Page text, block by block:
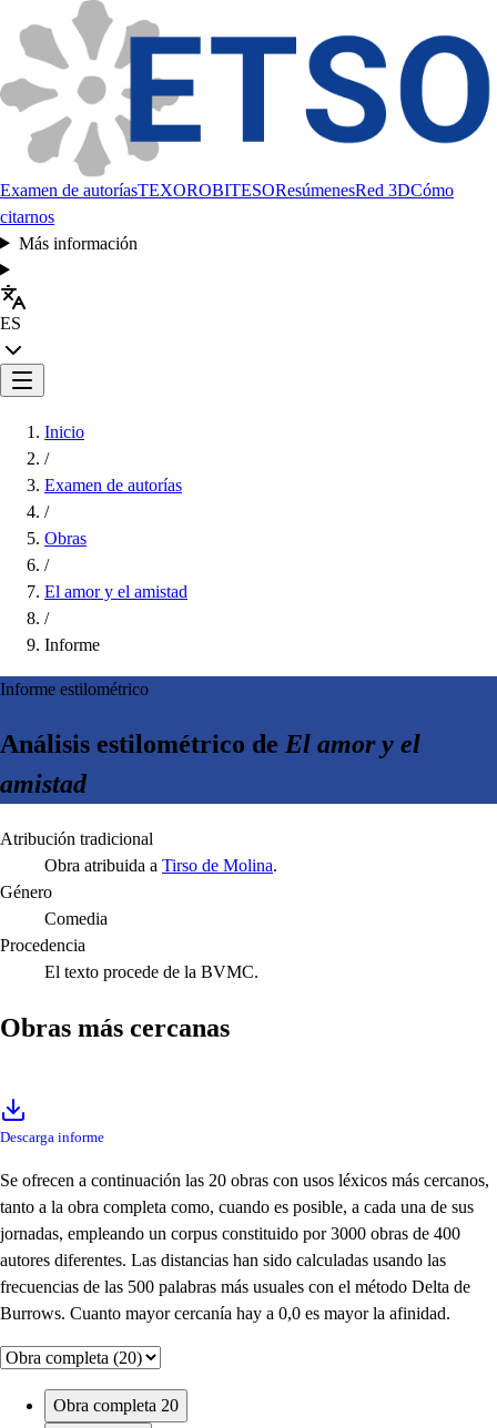
Examen de autoríasTEXOROBITESOResúmenesRed 3DCómo
citarnos
Más información
ES
Inicio
/
Examen de autorías
/
Obras
/
El amor y el amistad
/
Informe
Informe estilométrico
Análisis estilométrico de El amor y el
amistad
Atribución tradicional
Obra atribuida a Tirso de Molina.
Género
Comedia
Procedencia
El texto procede de la BVMC.
Obras más cercanas
Descarga informe
Se ofrecen a continuación las 20 obras con usos léxicos más cercanos,
tanto a la obra completa como, cuando es posible, a cada una de sus
jornadas, empleando un corpus constituido por 3000 obras de 400
autores diferentes. Las distancias han sido calculadas usando las
frecuencias de las 500 palabras más usuales con el método Delta de
Burrows. Cuanto mayor cercanía hay a 0,0 es mayor la afinidad.
Obra completa 20